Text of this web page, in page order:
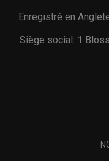
Enregistré en
Siège social: 1